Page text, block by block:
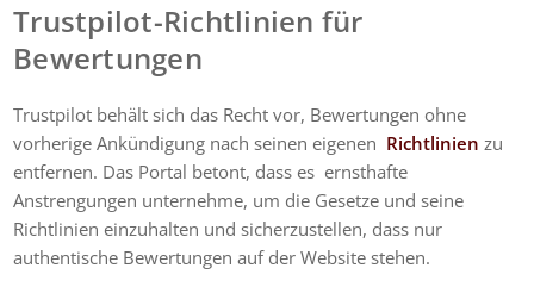
Trustpilot-Richtlinien für
Bewertungen
Trustpilot behält sich das Recht vor, Bewertungen ohne
vorherige Ankündigung nach seinen eigenen Richtlinien zu
entfernen. Das Portal betont, dass es ernsthafte
Anstrengungen unternehme, um die Gesetze und seine
Richtlinien einzuhalten und sicherzustellen, dass nur
authentische Bewertungen auf der Website stehen.